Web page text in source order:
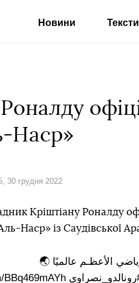
Новини Тексти
Наср»
30 грудня 2022
Кріштіану Роналду
Наср» із Саудівської
الأعظـم عالميًا 🌏